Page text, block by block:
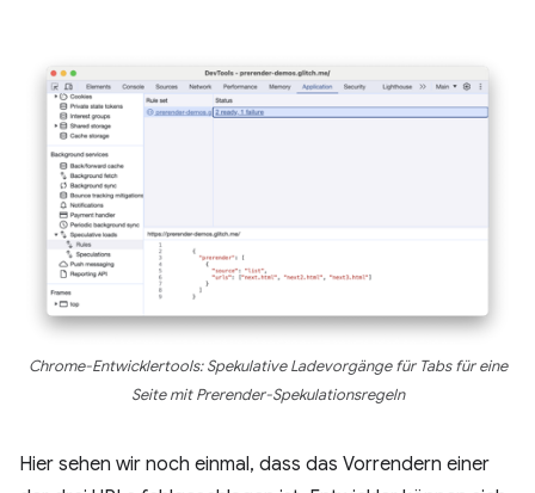
Chrome-Entwicklertools: Spekulative Ladevorgänge für Tabs für eine
Seite mit Prerender-Spekulationsregeln
Hier sehen wir noch einmal, dass das Vorrendern einer